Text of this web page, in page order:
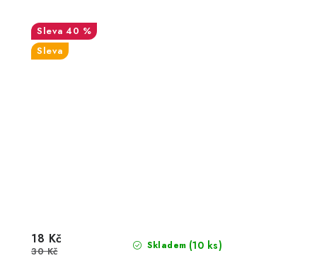
40 %
Sleva
Skladem (10 ks)
18 Kč
30 Kč